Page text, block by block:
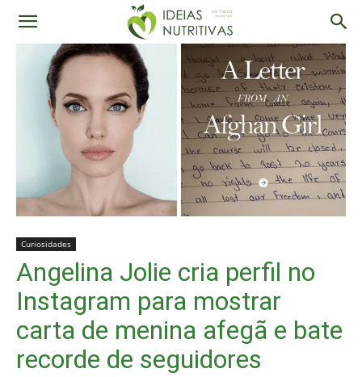
Curiosidades
Angelina Jolie cria perfil no
Instagram para mostrar
carta de menina afegã e bate
recorde de seguidores